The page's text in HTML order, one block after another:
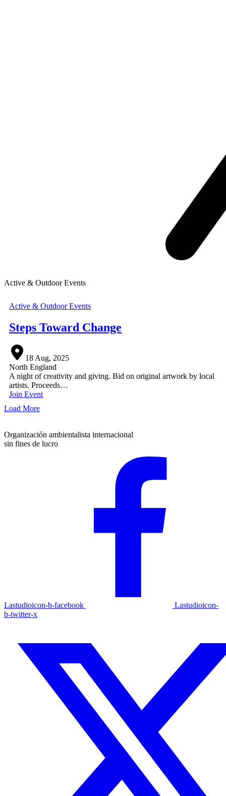
Active & Outdoor Events
Active & Outdoor Events
Steps Toward Change
18 Aug, 2025
North England
A night of creativity and giving. Bid on original artwork by local
artists. Proceeds…
Join Event
Load More
Organización ambientalista internacional
sin fines de lucro
Lastudioicon-b-facebook
Lastudioicon-
b-twitter-x